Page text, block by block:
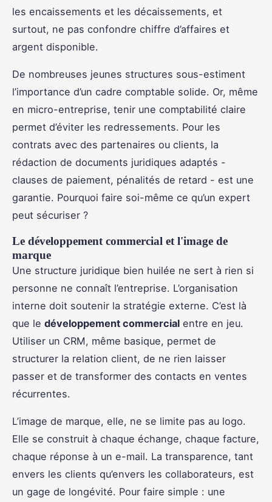
les encaissements et les décaissements, et
surtout, ne pas confondre chiffre d’affaires et
argent disponible.
De nombreuses jeunes structures sous-estiment
l’importance d’un cadre comptable solide. Or, même
en micro-entreprise, tenir une comptabilité claire
permet d’éviter les redressements. Pour les
contrats avec des partenaires ou clients, la
rédaction de documents juridiques adaptés -
clauses de paiement, pénalités de retard - est une
garantie. Pourquoi faire soi-même ce qu’un expert
peut sécuriser ?
Le développement commercial et l'image de
marque
Une structure juridique bien huilée ne sert à rien si
personne ne connaît l’entreprise. L’organisation
interne doit soutenir la stratégie externe. C’est là
que le développement commercial entre en jeu.
Utiliser un CRM, même basique, permet de
structurer la relation client, de ne rien laisser
passer et de transformer des contacts en ventes
récurrentes.
L’image de marque, elle, ne se limite pas au logo.
Elle se construit à chaque échange, chaque facture,
chaque réponse à un e-mail. La transparence, tant
envers les clients qu’envers les collaborateurs, est
un gage de longévité. Pour faire simple : une